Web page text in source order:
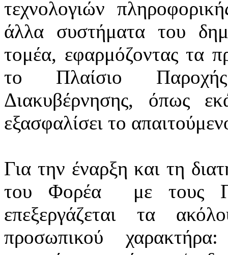
τεχνολογιών
άλλα συστήματα του
τομέα, εφαρμόζοντας τα
το Πλαίσιο
Διακυβέρνησης, όπως
εξασφαλίσει το
Για την έναρξη και τη
του Φορέα
με τους
επεξεργάζεται τα
προσωπικού